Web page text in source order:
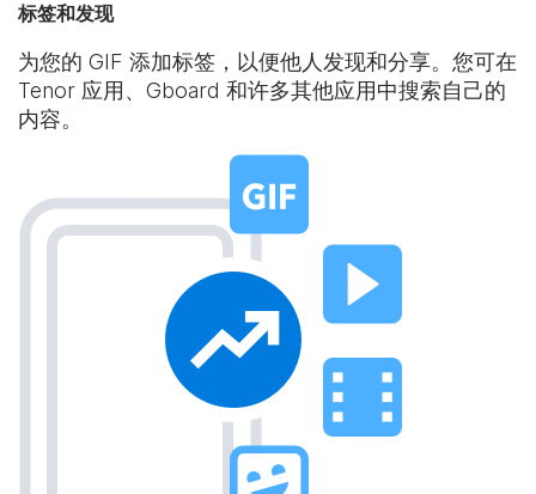
标签和发现
为您的 GIF 添加标签，以便他人发现和分享。您可在
Tenor 应用、Gboard 和许多其他应用中搜索自己的
内容。